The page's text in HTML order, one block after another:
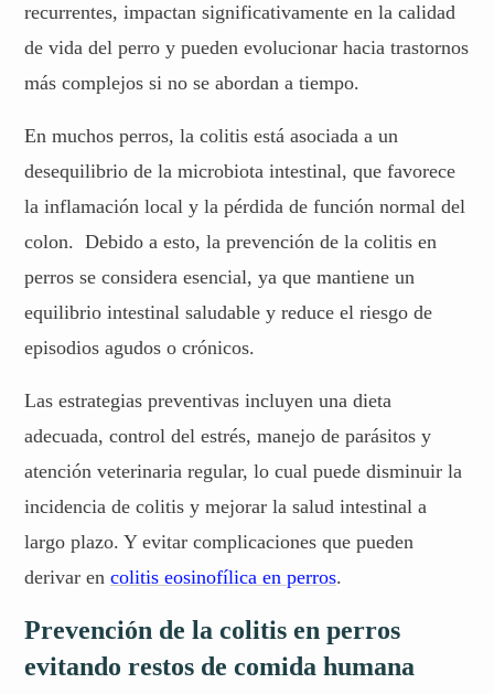
recurrentes, impactan significativamente en la calidad
de vida del perro y pueden evolucionar hacia trastornos
más complejos si no se abordan a tiempo.
En muchos perros, la colitis está asociada a un
desequilibrio de la microbiota intestinal, que favorece
la inflamación local y la pérdida de función normal del
colon. Debido a esto, la prevención de la colitis en
perros se considera esencial, ya que mantiene un
equilibrio intestinal saludable y reduce el riesgo de
episodios agudos o crónicos.
Las estrategias preventivas incluyen una dieta
adecuada, control del estrés, manejo de parásitos y
atención veterinaria regular, lo cual puede disminuir la
incidencia de colitis y mejorar la salud intestinal a
largo plazo. Y evitar complicaciones que pueden
derivar en colitis eosinofílica en perros.
Prevención de la colitis en perros
evitando restos de comida humana